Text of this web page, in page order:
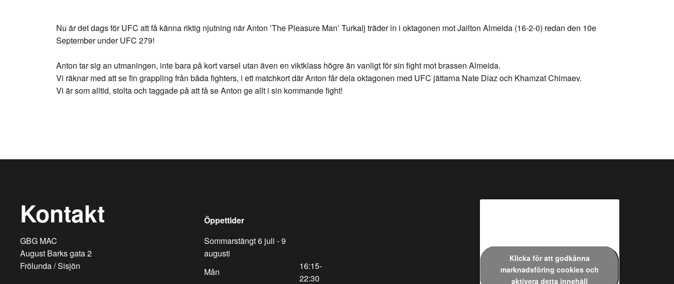
Nu är det dags för UFC att få känna riktig njutning när Anton ’The Pleasure Man’ Turkalj träder in i oktagonen mot Jailton Almeida (16-2-0) redan den 10e
September under UFC 279!
Anton tar sig an utmaningen, inte bara på kort varsel utan även en viktklass högre än vanligt för sin fight mot brassen Almeida.
Vi räknar med att se fin grappling från båda fighters, i ett matchkort där Anton får dela oktagonen med UFC jättarna Nate Diaz och Khamzat Chimaev.
Vi är som alltid, stolta och taggade på att få se Anton ge allt i sin kommande fight!
Kontakt
GBG MAC
August Barks gata 2
Frölunda / Sisjön
Öppettider
Sommarstängt 6 juli - 9
augusti
Mån
16:15-
22:30
Klicka för att godkänna
marknadsföring cookies och
aktivera detta innehåll